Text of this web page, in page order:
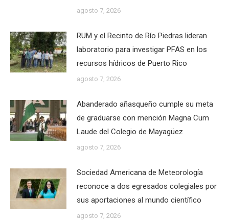
agosto 7, 2026
RUM y el Recinto de Río Piedras lideran
laboratorio para investigar PFAS en los
recursos hídricos de Puerto Rico
agosto 7, 2026
Abanderado añasqueño cumple su meta
de graduarse con mención Magna Cum
Laude del Colegio de Mayagüez
agosto 7, 2026
Sociedad Americana de Meteorología
reconoce a dos egresados colegiales por
sus aportaciones al mundo científico
agosto 7, 2026